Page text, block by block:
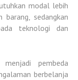
modal lebih
barang, sedangkan
teknologi dan
pembeda
berbelanja